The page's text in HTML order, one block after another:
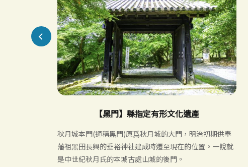
【黑門】縣指定有形文化遺產
秋月城本門(通稱黑門)原爲秋月城的大門，明治初期供奉
藩祖黑田長興的垂裕神社建成時遷至現在的位置。一說就
是中世紀秋月氏的本城古處山城的後門。